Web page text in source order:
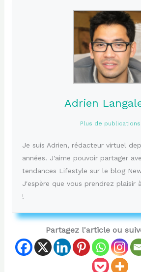
Adrien
Plus de publications
Je suis Adrien, rédacteur virtuel
années. J'aime pouvoir partager
tendances Lifestyle sur le blog
J'espère que vous prendrez plaisir
!
Partagez l'article ou